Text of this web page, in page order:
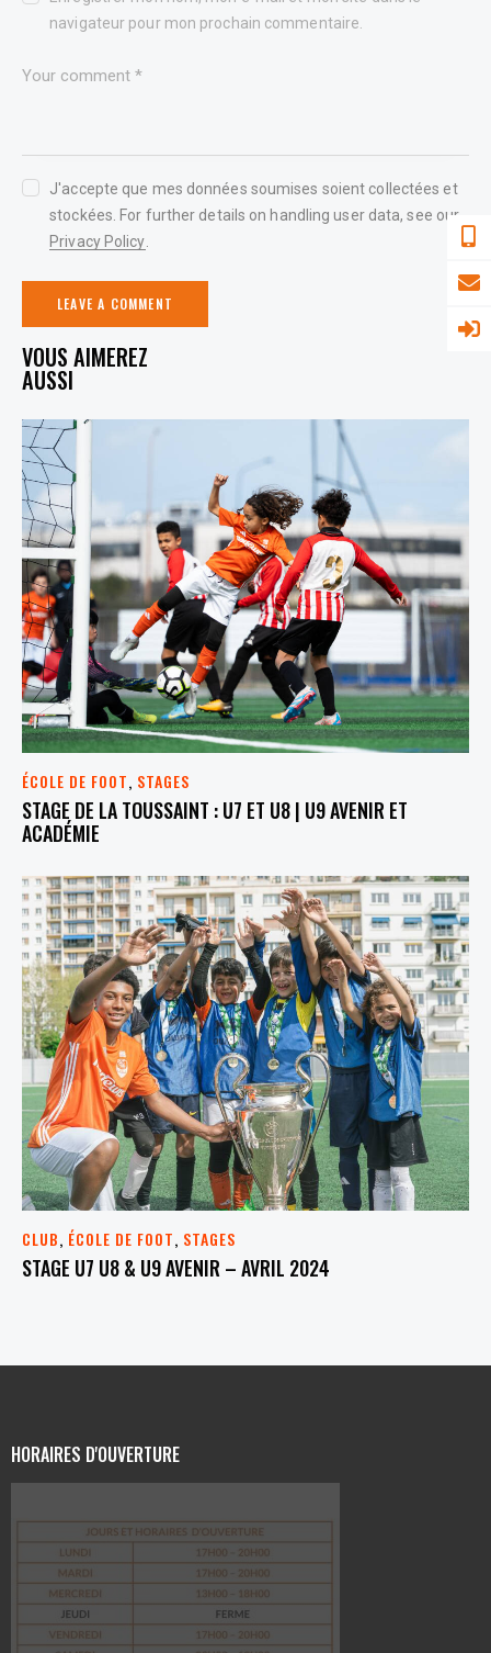
navigateur pour mon prochain commentaire.
J'accepte que mes données soumises soient collectées et
stockées. For further details on handling user data, see our
Privacy Policy
YOU MAY ALSO LIKE
ÉCOLE DE FOOT, STAGES
STAGE DE LA TOUSSAINT : U7 ET U8 | U9 AVENIR ET
ACADÉMIE
CLUB, ÉCOLE DE FOOT, STAGES
STAGE U7 U8 & U9 AVENIR – AVRIL 2024
HORAIRES D'OUVERTURE